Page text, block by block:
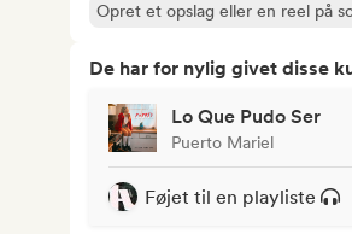
Opret et opslag eller en reel på
De har for nylig givet disse
Lo Que Pudo Ser
Puerto Mariel
Føjet til en playliste